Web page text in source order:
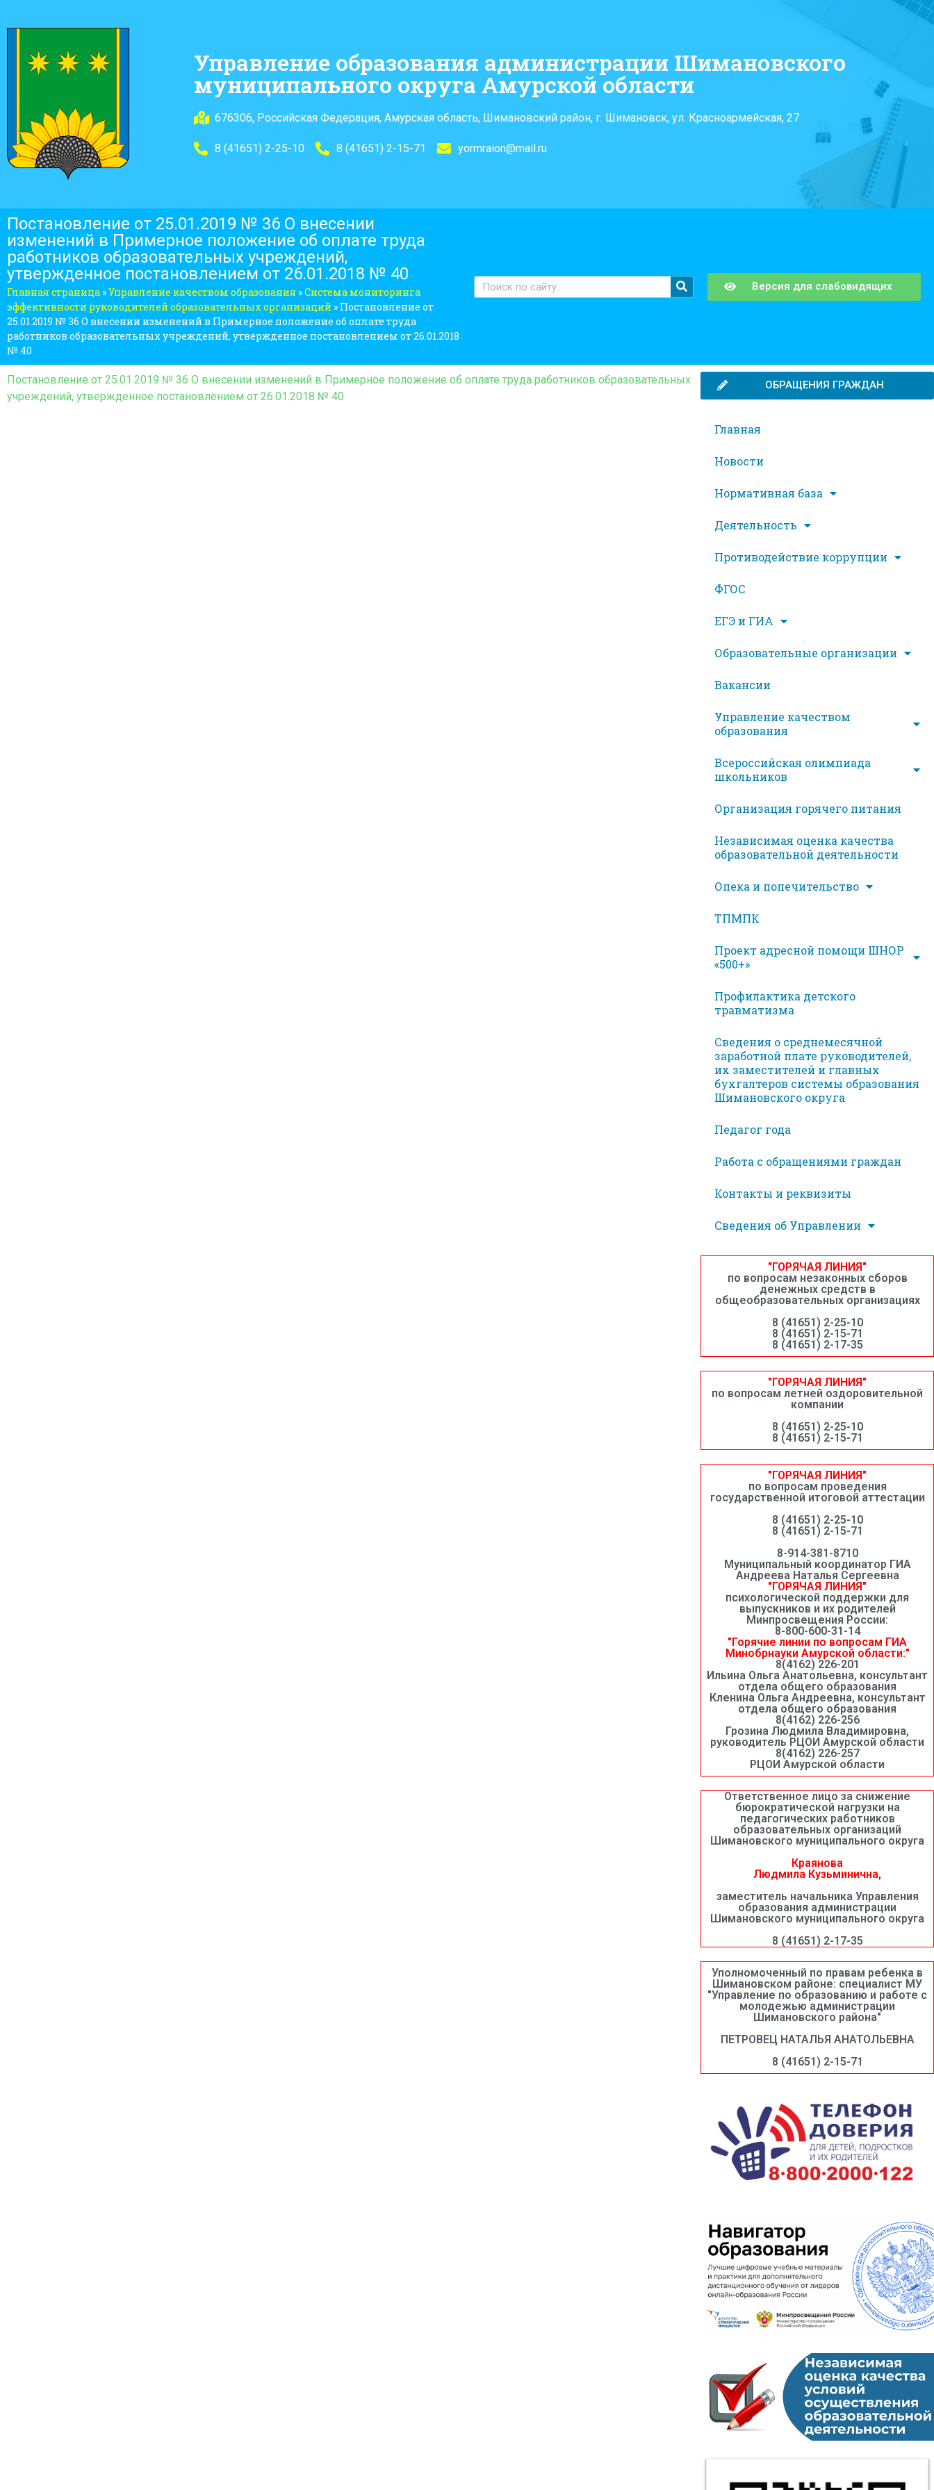
Управление образования администрации Шимановского
муниципального округа Амурской области
676306, Российская Федерация, Амурская область, Шимановский район, г. Шимановск, ул. Красноармейская, 27
8 (41651) 2-25-10 8 (41651) 2-15-71 yormraion@mail.ru
Постановление от 25.01.2019 № 36 О внесении
изменений в Примерное положение об оплате труда
работников образовательных учреждений,
утвержденное постановлением от 26.01.2018 № 40
Главная страница »Управление качеством образования »Система мониторинга
эффективности руководителей образовательных организаций » Постановление от
25.01.2019 № 36 О внесении изменений в Примерное положение об оплате труда
работников образовательных учреждений, утвержденное постановлением от 26.01.2018
№ 40
Версия для слабовидящих
Постановление от 25.01.2019 № 36 О внесении изменений в Примерное положение об оплате труда работников образовательных
учреждений, утвержденное постановлением от 26.01.2018 № 40
ОБРАЩЕНИЯ ГРАЖДАН
Главная
Новости
Нормативная база
Деятельность
Противодействие коррупции
ФГОС
ЕГЭ и ГИА
Образовательные организации
Вакансии
Управление качеством
образования
Всероссийская олимпиада
школьников
Организация горячего питания
Независимая оценка качества
образовательной деятельности
Опека и попечительство
ТПМПК
Проект адресной помощи ШНОР
«500+»
Профилактика детского
травматизма
Сведения о среднемесячной
заработной плате руководителей,
их заместителей и главных
бухгалтеров системы образования
Шимановского округа
Педагог года
Работа с обращениями граждан
Контакты и реквизиты
Сведения об Управлении
"ГОРЯЧАЯ ЛИНИЯ"
по вопросам незаконных сборов
денежных средств в
общеобразовательных организациях
8 (41651) 2-25-10
8 (41651) 2-15-71
8 (41651) 2-17-35
"ГОРЯЧАЯ ЛИНИЯ"
по вопросам летней оздоровительной
компании
8 (41651) 2-25-10
8 (41651) 2-15-71
"ГОРЯЧАЯ ЛИНИЯ"
по вопросам проведения
государственной итоговой аттестации
8 (41651) 2-25-10
8 (41651) 2-15-71
8-914-381-8710
Муниципальный координатор ГИА
Андреева Наталья Сергеевна
"ГОРЯЧАЯ ЛИНИЯ"
психологической поддержки для
выпускников и их родителей
Минпросвещения России:
8-800-600-31-14
"Горячие линии по вопросам ГИА
Минобрнауки Амурской области:"
8(4162) 226-201
Ильина Ольга Анатольевна, консультант
отдела общего образования
Кленина Ольга Андреевна, консультант
отдела общего образования
8(4162) 226-256
Грозина Людмила Владимировна,
руководитель РЦОИ Амурской области
8(4162) 226-257
РЦОИ Амурской области
Ответственное лицо за снижение
бюрократической нагрузки на
педагогических работников
образовательных организаций
Шимановского муниципального округа
Краянова
Людмила Кузьминична,
заместитель начальника Управления
образования администрации
Шимановского муниципального округа
8 (41651) 2-17-35
Уполномоченный по правам ребенка в
Шимановском районе: специалист МУ
"Управление по образованию и работе с
молодежью администрации
Шимановского района"
ПЕТРОВЕЦ НАТАЛЬЯ АНАТОЛЬЕВНА
8 (41651) 2-15-71